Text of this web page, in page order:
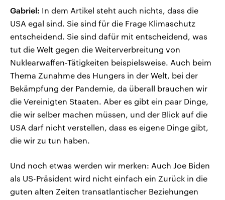
Gabriel: In dem Artikel steht auch nichts, dass die
USA egal sind. Sie sind für die Frage Klimaschutz
entscheidend. Sie sind dafür mit entscheidend, was
tut die Welt gegen die Weiterverbreitung von
Nuklearwaffen-Tätigkeiten beispielsweise. Auch beim
Thema Zunahme des Hungers in der Welt, bei der
Bekämpfung der Pandemie, da überall brauchen wir
die Vereinigten Staaten. Aber es gibt ein paar Dinge,
die wir selber machen müssen, und der Blick auf die
USA darf nicht verstellen, dass es eigene Dinge gibt,
die wir zu tun haben.
Und noch etwas werden wir merken: Auch Joe Biden
als US-Präsident wird nicht einfach ein Zurück in die
guten alten Zeiten transatlantischer Beziehungen